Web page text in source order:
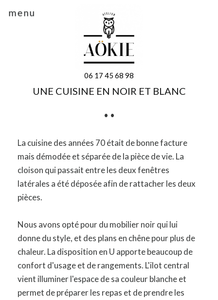
menu
06 17 45 68 98
UNE CUISINE EN NOIR ET BLANC
• •
La cuisine des années 70 était de bonne facture
mais démodée et séparée de la pièce de vie. La
cloison qui passait entre les deux fenêtres
latérales a été déposée afin de rattacher les deux
pièces.
Nous avons opté pour du mobilier noir qui lui
donne du style, et des plans en chêne pour plus de
chaleur. La disposition en U apporte beaucoup de
confort d'usage et de rangements. L'ilot central
vient illuminer l'espace de sa couleur blanche et
permet de préparer les repas et de prendre les